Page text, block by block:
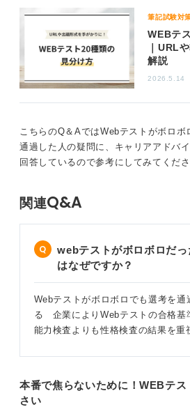
筆記試験対
WEBテ
｜URL
解説
2026.5.14
こちらのQ＆AではWebテストがボロ
通過した人の疑問に、キャリアアドバ
回答しているので参考にしてみてくださ
関連Q&A
webテストがボロボロだ
はなぜですか？
Webテストがボロボロでも選考を通
る 企業によりWebテストの合格基
能力検査よりも性格検査の結果を重
本番で焦らないために！WEBテ
さい